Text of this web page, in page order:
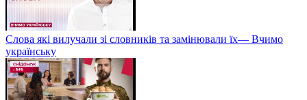
Слова які вилучали зі словників та замінювали їх— Вчимо
українську